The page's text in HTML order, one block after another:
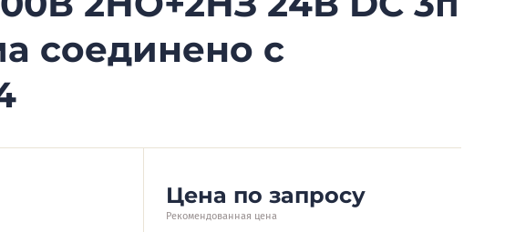
соединено с
Цена по запросу
Рекомендованная цена